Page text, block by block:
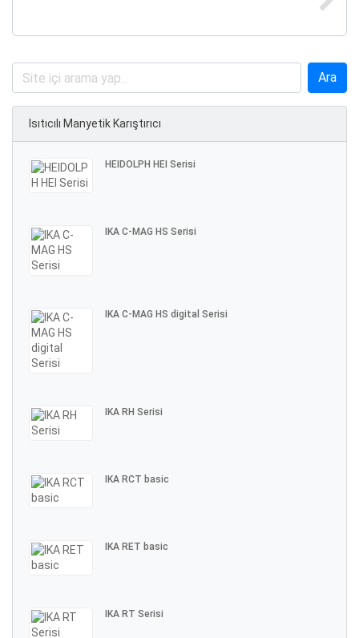
Isıtıcılı Manyetik Karıştırıcı
HEIDOLPH HEI Serisi
IKA C-MAG HS Serisi
IKA C-MAG HS digital Serisi
IKA RH Serisi
IKA RCT basic
IKA RET basic
IKA RT Serisi